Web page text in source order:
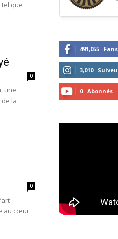
que
0
une
la
0
au cœur
491,055 Fans
3,010
0 Abonnés